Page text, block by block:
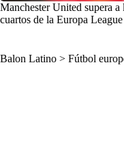
Manchester United supera
cuartos de la Europa League
Balon Latino > Fútbol